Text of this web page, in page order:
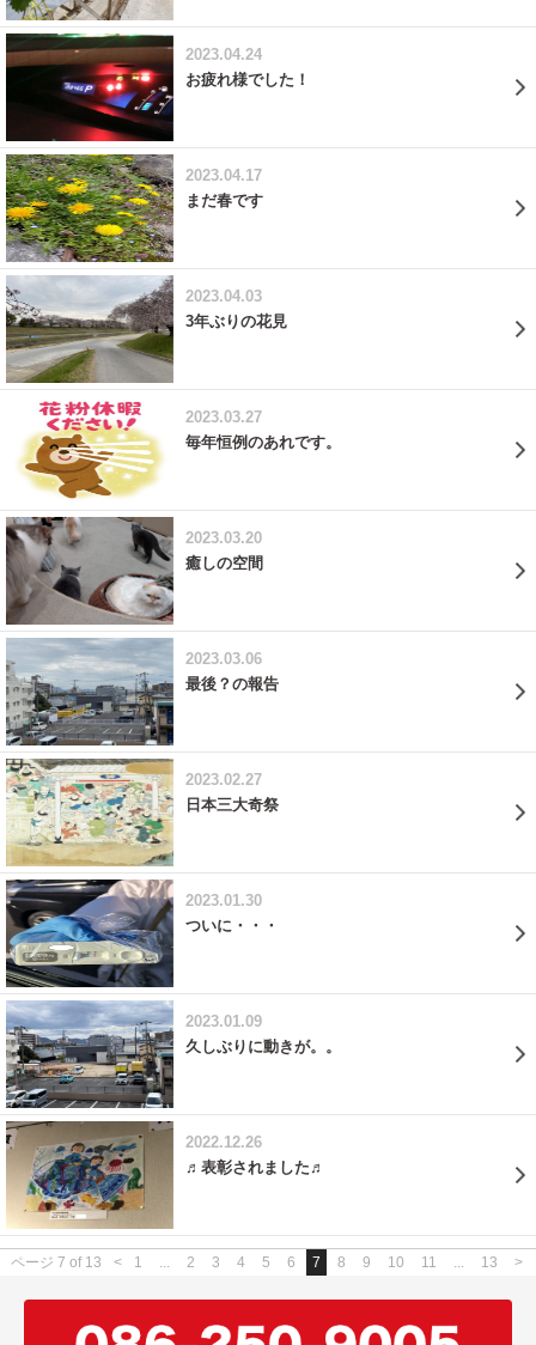
2023.04.24
お疲れ様でした！
2023.04.17
まだ春です
2023.04.03
3年ぶりの花見
2023.03.27
毎年恒例のあれです。
2023.03.20
癒しの空間
2023.03.06
最後？の報告
2023.02.27
日本三大奇祭
2023.01.30
ついに・・・
2023.01.09
久しぶりに動きが。。
2022.12.26
♬表彰されました♬
ページ 7 of 13 < 1 2 3 4 5 6 7 8 9 10 11 13 >